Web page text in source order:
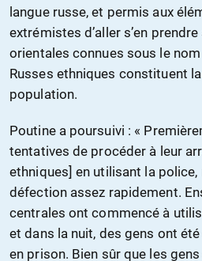
langue russe, et permis aux
extrémistes d’aller s’en
orientales connues sous le
Russes ethniques constituent
population.
Poutine a poursuivi : «
tentatives de procéder à leur
ethniques] en utilisant la
défection assez rapidement.
centrales ont commencé à
et dans la nuit, des gens ont
en prison. Bien sûr que les